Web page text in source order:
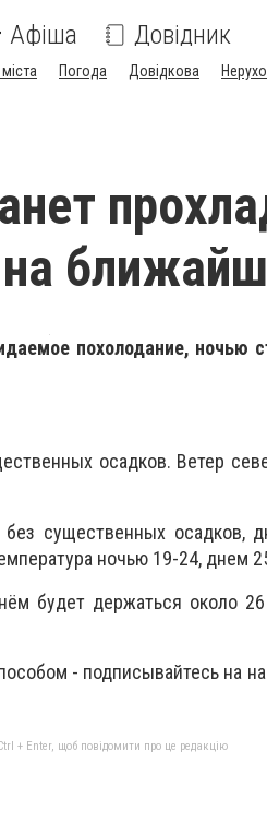
Афіша Довідник
Погода Довідкова
похолодание, ночью
осадков. Ветер
существенных осадков,
ночью 19-24, днем
будет держаться около
- подписывайтесь на
+ Enter, щоб повідомити про це редакцію